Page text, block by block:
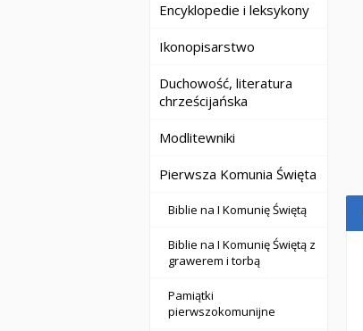
Encyklopedie i leksykony
Ikonopisarstwo
Duchowość, literatura
chrześcijańska
Modlitewniki
Pierwsza Komunia Święta
Biblie na I Komunię Świętą
Biblie na I Komunię Świętą z
grawerem i torbą
Pamiątki
pierwszokomunijne